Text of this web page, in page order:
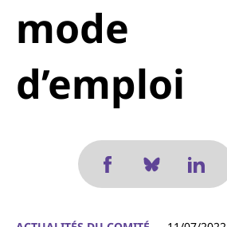
mode
d’emploi